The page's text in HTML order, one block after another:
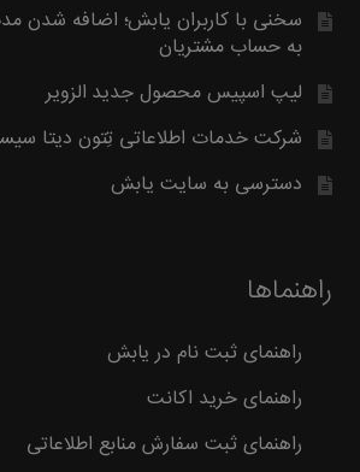
سخنی با کاربران یابش؛ اضافه شدن
به حساب مشتریان
لیپ اسپیس محصول جدید الزویر
شرکت خدمات اطلاعاتی تِتون دیتا
دسترسی به سایت یابش
راهنماها
راهنمای ثبت نام در یابش
راهنمای خرید اکانت
راهنمای ثبت سفارش منابع اطلاعاتی